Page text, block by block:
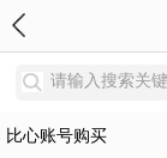
请输入搜索关键
比心账号购买